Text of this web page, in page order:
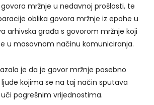
mržnje u nedavnoj prošlosti, te
oblika govora mržnje iz epohe u
arhivska građa s govorom mržnje koji
u masovnom načinu komuniciranja.
je da je govor mržnje posebno
kojima se na taj način sputava
pogrešnim vrijednostima.